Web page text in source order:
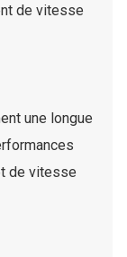
de vitesse
une longue
de vitesse